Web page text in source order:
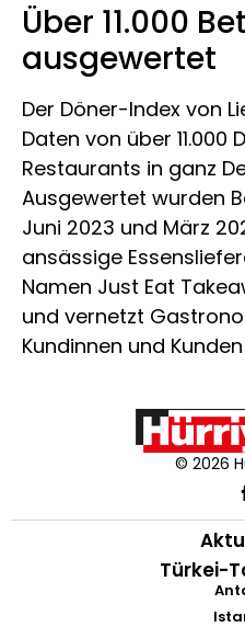
Über 11.000
ausgewertet
Der Döner-Index von
Daten von über 11.000
Restaurants in ganz
Ausgewertet wurden
Juni 2023 und März
ansässige
Namen Just Eat
und vernetzt
Kundinnen und
© 2026
Türkei-